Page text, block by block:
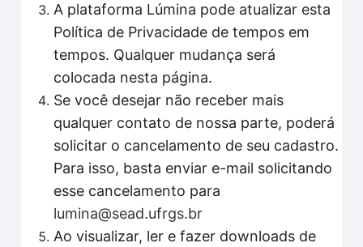
A plataforma Lúmina pode atualizar esta
Política de Privacidade de tempos em
tempos. Qualquer mudança será
colocada nesta página.
Se você desejar não receber mais
qualquer contato de nossa parte, poderá
solicitar o cancelamento de seu cadastro.
Para isso, basta enviar e-mail solicitando
esse cancelamento para
lumina@sead.ufrgs.br
Ao visualizar, ler e fazer downloads de